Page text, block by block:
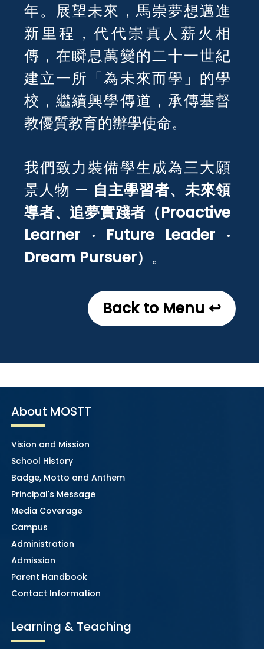
年。展望未來，馬崇夢想邁進
新里程，代代崇真人薪火相
傳，在瞬息萬變的二十一世紀
建立一所「為未來而學」的學
校，繼續興學傳道，承傳基督
教優質教育的辦學使命。
我們致力裝備學生成為三大願
景人物 — 自主學習者、未來領
導者、追夢實踐者（Proactive
Learner ‧ Future Leader ‧
Dream Pursuer） 。
Back to Menu ↩
About MOSTT
Vision and Mission
School History
Badge, Motto and Anthem
Principal's Message
Media Coverage
Campus
Administration
Admission
Parent Handbook
Contact Information
Learning & Teaching